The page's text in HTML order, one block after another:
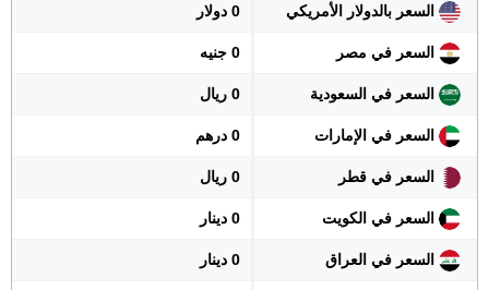
السعر بالدولار الأمريكي 0 دولار
السعر في مصر 0 جنيه
السعر في السعودية 0 ريال
السعر في الإمارات 0 درهم
السعر في قطر 0 ريال
السعر في الكويت 0 دينار
السعر في العراق 0 دينار